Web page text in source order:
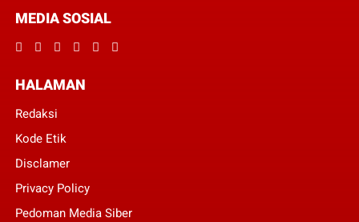
MEDIA SOSIAL
HALAMAN
Redaksi
Kode Etik
Disclamer
Privacy Policy
Pedoman Media Siber